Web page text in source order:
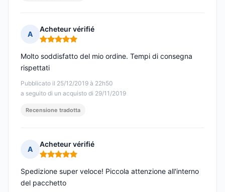
A
Acheteur vérifié
Nota: 5 su 5
Pubblicato il 25/12/2019 à 22h50
a seguito di un acquisto di 29/11/2019
Molto soddisfatto del mio ordine. Tempi di consegna
rispettati
Recensione tradotta
A
Acheteur vérifié
Nota: 5 su 5
Spedizione super veloce! Piccola attenzione all'interno
del pacchetto